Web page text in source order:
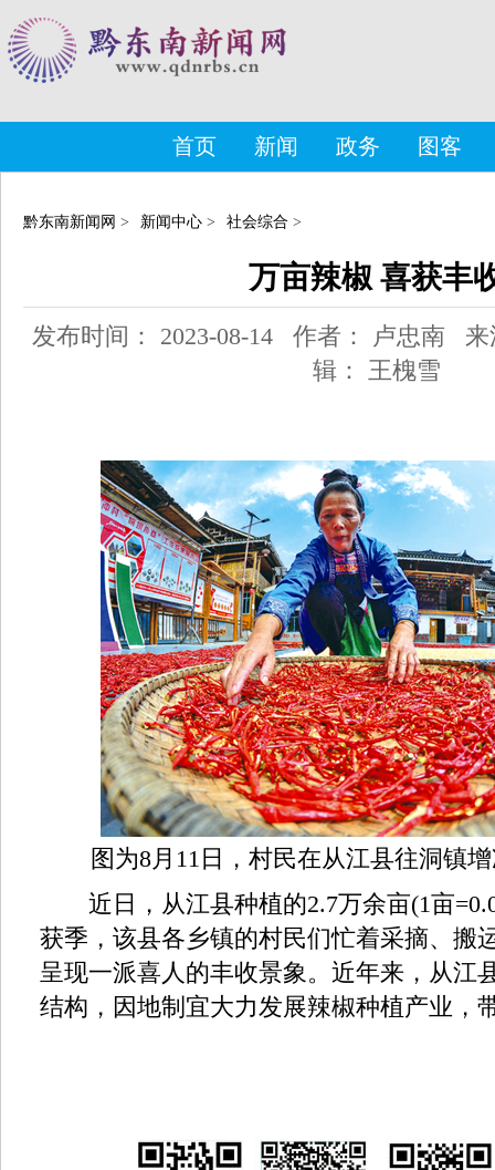
首页 新闻 政务 图客
黔东南新闻网 > 新闻中心 > 社会综合 >
万亩辣椒 喜获丰
发布时间： 2023-08-14 作者： 卢忠南 来
辑： 王槐雪
图为8月11日，村民在从江县往洞镇
近日，从江县种植的2.7万余亩(1亩
获季，该县各乡镇的村民们忙着采摘、搬
呈现一派喜人的丰收景象。近年来，从江
结构，因地制宜大力发展辣椒种植产业，